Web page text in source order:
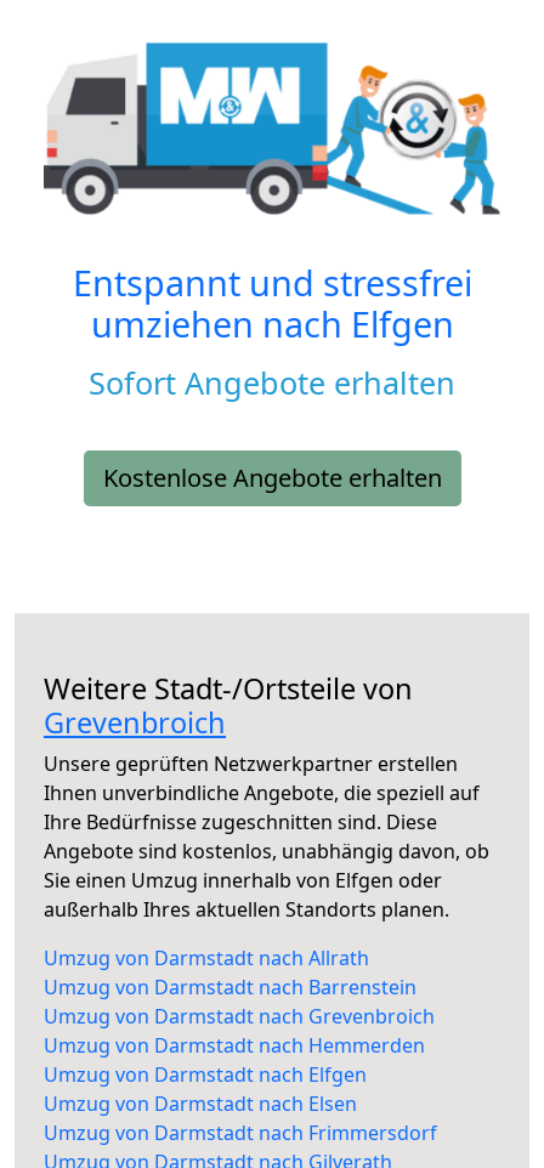
Entspannt und stressfrei
umziehen nach Elfgen
Sofort Angebote erhalten
Kostenlose Angebote erhalten
Weitere Stadt-/Ortsteile von
Grevenbroich
Unsere geprüften Netzwerkpartner erstellen
Ihnen unverbindliche Angebote, die speziell auf
Ihre Bedürfnisse zugeschnitten sind. Diese
Angebote sind kostenlos, unabhängig davon, ob
Sie einen Umzug innerhalb von Elfgen oder
außerhalb Ihres aktuellen Standorts planen.
Umzug von Darmstadt nach Allrath
Umzug von Darmstadt nach Barrenstein
Umzug von Darmstadt nach Grevenbroich
Umzug von Darmstadt nach Hemmerden
Umzug von Darmstadt nach Elfgen
Umzug von Darmstadt nach Elsen
Umzug von Darmstadt nach Frimmersdorf
Umzug von Darmstadt nach Gilverath